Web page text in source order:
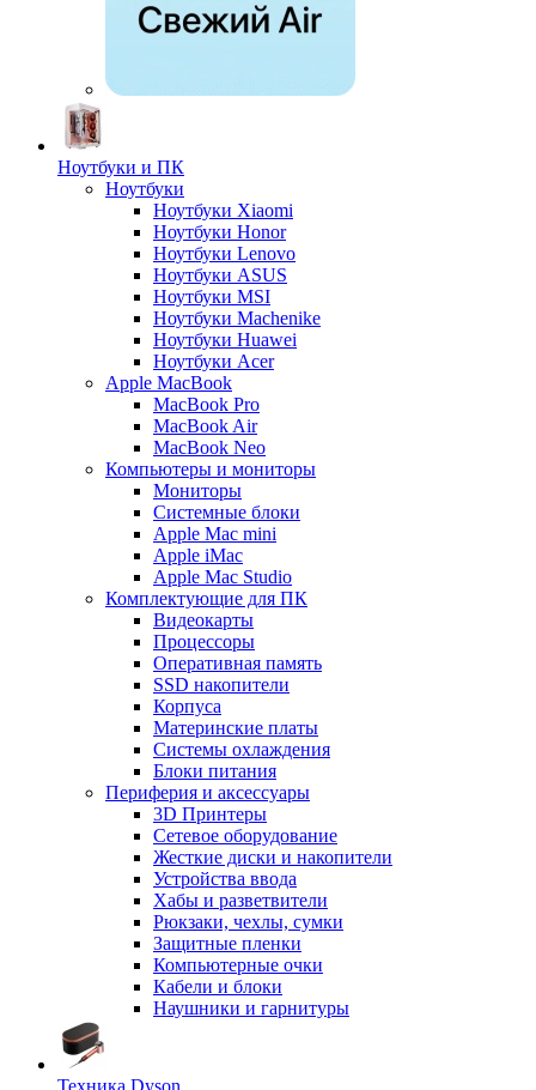
Ноутбуки и ПК
Ноутбуки
Ноутбуки Xiaomi
Ноутбуки Honor
Ноутбуки Lenovo
Ноутбуки ASUS
Ноутбуки MSI
Ноутбуки Machenike
Ноутбуки Huawei
Ноутбуки Acer
Apple MacBook
MacBook Pro
MacBook Air
MacBook Neo
Компьютеры и мониторы
Мониторы
Системные блоки
Apple Mac mini
Apple iMac
Apple Mac Studio
Комплектующие для ПК
Видеокарты
Процессоры
Оперативная память
SSD накопители
Корпуса
Материнские платы
Системы охлаждения
Блоки питания
Периферия и аксессуары
3D Принтеры
Сетевое оборудование
Жесткие диски и накопители
Устройства ввода
Хабы и разветвители
Рюкзаки, чехлы, сумки
Защитные пленки
Компьютерные очки
Кабели и блоки
Наушники и гарнитуры
Техника Dyson